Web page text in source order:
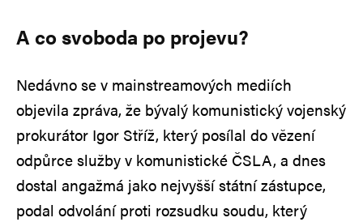
A co svoboda po projevu?
Nedávno se v mainstreamových mediích
objevila zpráva, že bývalý komunistický vojenský
prokurátor Igor Stříž, který posílal do vězení
odpůrce služby v komunistické ČSLA, a dnes
dostal angažmá jako nejvyšší státní zástupce,
podal odvolání proti rozsudku soudu, který